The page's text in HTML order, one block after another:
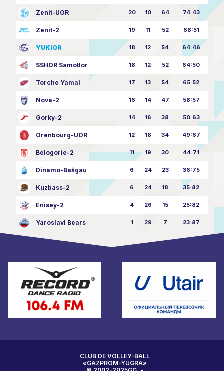
Zenit-UOR 20 10 64 74:43
Zenit-2 19 11 52 68:51
YUKIOR 18 12 54 64:46
SSHOR Samotlor 18 12 52 64:50
Torche Yamal 17 13 54 65:52
Nova-2 16 14 47 58:57
Gorky-2 14 16 38 50:63
Orenbourg-UOR 12 18 34 49:67
Belogorie-2 11 19 30 44:71
Dinamo-Bašgau 6 24 23 36:75
Kuzbass-2 6 24 18 35:82
Enisey-2 4 26 15 25:82
Yaroslavl Bears 1 29 7 23:87
CLUB DE VOLLEY-BALL
«GAZPROM-YUGRA»